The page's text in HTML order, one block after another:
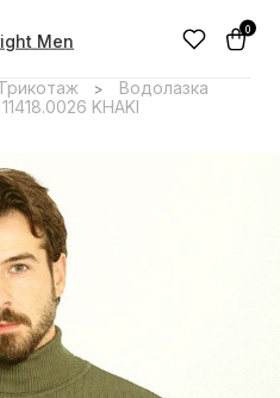
0
>
Водолазка
KHAKI